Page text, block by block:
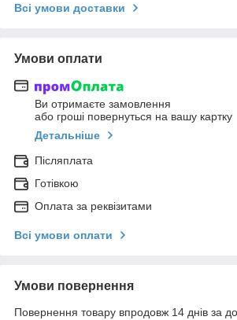
Всі умови доставки
Умови оплати
Ви отримаєте замовлення
або гроші повернуться на вашу картку
Детальніше
Післяплата
Готівкою
Оплата за реквізитами
Всі умови оплати
Умови повернення
Повернення товару впродовж 14 днів за